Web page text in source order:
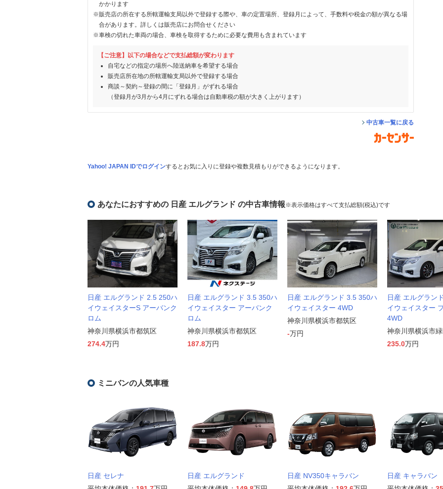
かかります
※販売店の所在する所轄運輸支局以外で登録する際や、車の定置場所、登録月によって、手数料や税金の額が異なる場
合があります。詳しくは販売店にお問合せください
※車検の切れた車両の場合、車検を取得するために必要な費用も含まれています
【ご注意】以下の場合などで支払総額が変わります
自宅などの指定の場所へ陸送納車を希望する場合
販売店所在地の所轄運輸支局以外で登録する場合
商談～契約～登録の間に「登録月」がずれる場合
（登録月が3月から4月にずれる場合は自動車税の額が大きく上がります）
中古車一覧に戻る
Yahoo! JAPAN IDでログインするとお気に入りに登録や複数見積もりができるようになります。
あなたにおすすめの 日産 エルグランド の中古車情報※表示価格はすべて支払総額(税込)です
日産 エルグランド 2.5 250ハ
イウェイスターS アーバンク
ロム
神奈川県横浜市都筑区
274.4万円
日産 エルグランド 3.5 350ハ
イウェイスター アーバンク
ロム
神奈川県横浜市都筑区
187.8万円
日産 エルグランド 3.5 350ハ
イウェイスター 4WD
神奈川県横浜市都筑区
-万円
日産 エルグラン
イウェイスター
4WD
神奈川県横浜市
235.0万円
ミニバンの人気車種
日産 セレナ
日産 エルグランド
日産 NV350キャラバン
日産 キャラバン